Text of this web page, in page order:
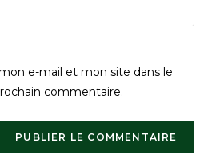
e-mail et mon site dans le
commentaire.